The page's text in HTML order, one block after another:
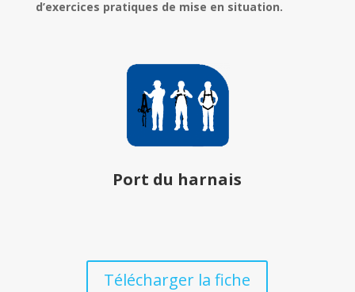
d’exercices pratiques de mise en situation.
Port du harnais
Télécharger la fiche